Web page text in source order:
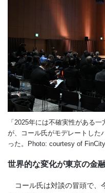
「2025年には不確実性がある
が、コール氏がモデレートした
った。Photo: courtesy of
世界的な変化が東京の金
コール氏は対談の冒頭で、